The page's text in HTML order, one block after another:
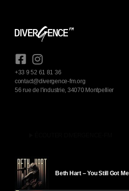
+33 9 52 61 81 36
contact@divergence-fm.org
56 rue de l'industrie, 34070 Montpellier
Beth Hart – You Still Got Me